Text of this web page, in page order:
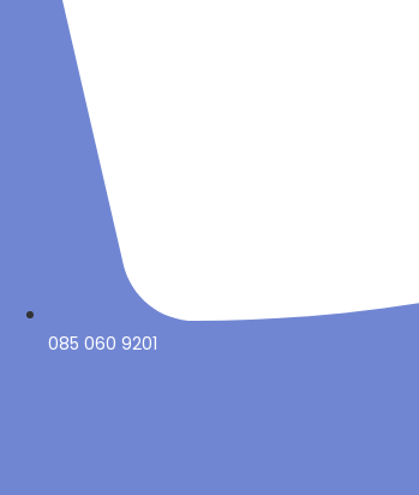
085 060 9201